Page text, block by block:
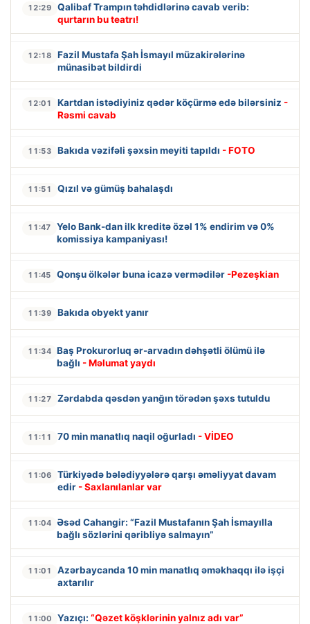
12:29
Qalibaf Trampın təhdidlərinə cavab verib:
qurtarın bu teatrı!
12:18
Fazil Mustafa Şah İsmayıl müzakirələrinə
münasibət bildirdi
12:01 Kartdan istədiyiniz qədər köçürmə edə bilərsiniz -
Rəsmi cavab
11:53 Bakıda vəzifəli şəxsin meyiti tapıldı - FOTO
11:51 Qızıl və gümüş bahalaşdı
11:47
Yelo Bank-dan ilk kreditə özəl 1% endirim və 0%
komissiya kampaniyası!
11:45 Qonşu ölkələr buna icazə vermədilər -Pezeşkian
11:39 Bakıda obyekt yanır
11:34 Baş Prokurorluq ər-arvadın dəhşətli ölümü ilə
bağlı - Məlumat yaydı
11:27 Zərdabda qəsdən yanğın törədən şəxs tutuldu
11:11 70 min manatlıq naqil oğurladı - VİDEO
11:06
Türkiyədə bələdiyyələrə qarşı əməliyyat davam
edir - Saxlanılanlar var
11:04
Əsəd Cahangir: “Fazil Mustafanın Şah İsmayılla
bağlı sözlərini qəribliyə salmayın”
11:01
Azərbaycanda 10 min manatlıq əməkhaqqı ilə işçi
axtarılır
11:00 Yazıçı: “Qəzet köşklərinin yalnız adı var”